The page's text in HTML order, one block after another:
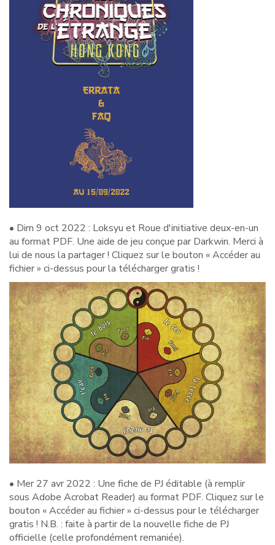
• Dim 9 oct 2022 : Loksyu et Roue d'initiative deux-en-un
au format PDF. Une aide de jeu conçue par Darkwin. Merci à
lui de nous la partager ! Cliquez sur le bouton « Accéder au
fichier » ci-dessus pour la télécharger gratis !
• Mer 27 avr 2022 : Une fiche de PJ éditable (à remplir
sous Adobe Acrobat Reader) au format PDF. Cliquez sur le
bouton « Accéder au fichier » ci-dessus pour le télécharger
gratis ! N.B. : faite à partir de la nouvelle fiche de PJ
officielle (celle profondément remaniée).